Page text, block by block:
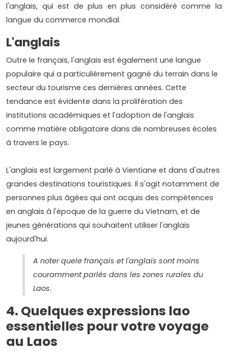
l'anglais, qui est de plus en plus considéré comme la
langue du commerce mondial.
L'anglais
Outre le français, l'anglais est également une langue
populaire qui a particulièrement gagné du terrain dans le
secteur du tourisme ces dernières années. Cette
tendance est évidente dans la prolifération des
institutions académiques et l'adoption de l'anglais
comme matière obligatoire dans de nombreuses écoles
à travers le pays.
L'anglais est largement parlé à Vientiane et dans d'autres
grandes destinations touristiques. Il s'agit notamment de
personnes plus âgées qui ont acquis des compétences
en anglais à l'époque de la guerre du Vietnam, et de
jeunes générations qui souhaitent utiliser l'anglais
aujourd'hui.
A noter quele français et l'anglais sont moins
couramment parlés dans les zones rurales du
Laos.
4. Quelques expressions lao
essentielles pour votre voyage
au Laos